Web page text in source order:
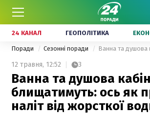
24 КАНАЛ ГЕОПОЛІТИКА
Поради Сезонні поради
12 травня, 12:52 3
Ванна та душова
блищатимуть: ось як
наліт від жорсткої